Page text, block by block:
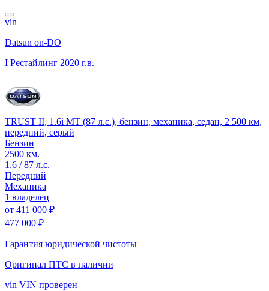
vin
Datsun on-DO
I Рестайлинг 2020 г.в.
TRUST II, 1.6i MT (87 л.с.), бензин, механика, седан, 2 500 км,
передний, серый
Бензин
2500 км.
1.6 / 87 л.с.
Передний
Механика
1 владелец
от 411 000 ₽
477 000 ₽
Гарантия юридической чистоты
Оригинал ПТС в наличии
vin VIN проверен